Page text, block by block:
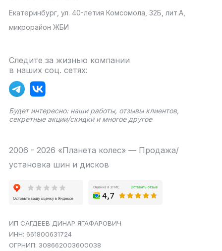
Екатеринбург, ул. 40-летия Комсомола, 32Б, лит.А,
микрорайон ЖБИ
Следите за жизнью компании
в наших соц. сетях:
Будет интересно: наши работы, отзывы клиентов,
секретные акции/скидки и многое другое
2006 - 2026 «Планета колес» — Продажа/
установка шин и дисков
ИП САГДЕЕВ ДИНАР ЯГАФАРОВИЧ
ИНН: 661800631724
ОГРНИП: 308662003600038